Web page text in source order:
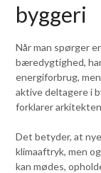
byggeri
Når man spørger
bæredygtighed,
energiforbrug,
aktive deltagere i
forklarer
Det betyder, at
klimaaftryk, men
kan mødes,